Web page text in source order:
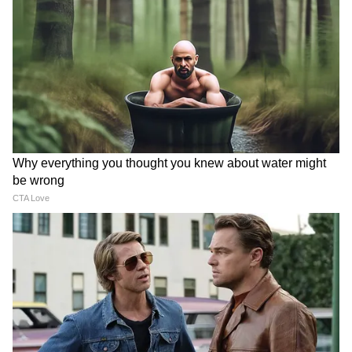
লক্ষ্মীর ভাণ্ডার থেকে বার্ধক্য ভাতা পেতে হলে
আলাদা করে আবেদন করতে হয় না
রাজ্য সরকারের নিয়ম অনুযায়ী, কোনও মহিলা যদি
লক্ষ্মীর ভাণ্ডারের পরিবর্তে বার্ধক্য ভাতা পেতে চান,
তাহলে আলাদা করে আবেদন করতে হয় না। ৬০
বছর বয়স হলেই বার্ধক্য ভাতা পেয়ে যাচ্ছেন
মহিলারা।
5
10